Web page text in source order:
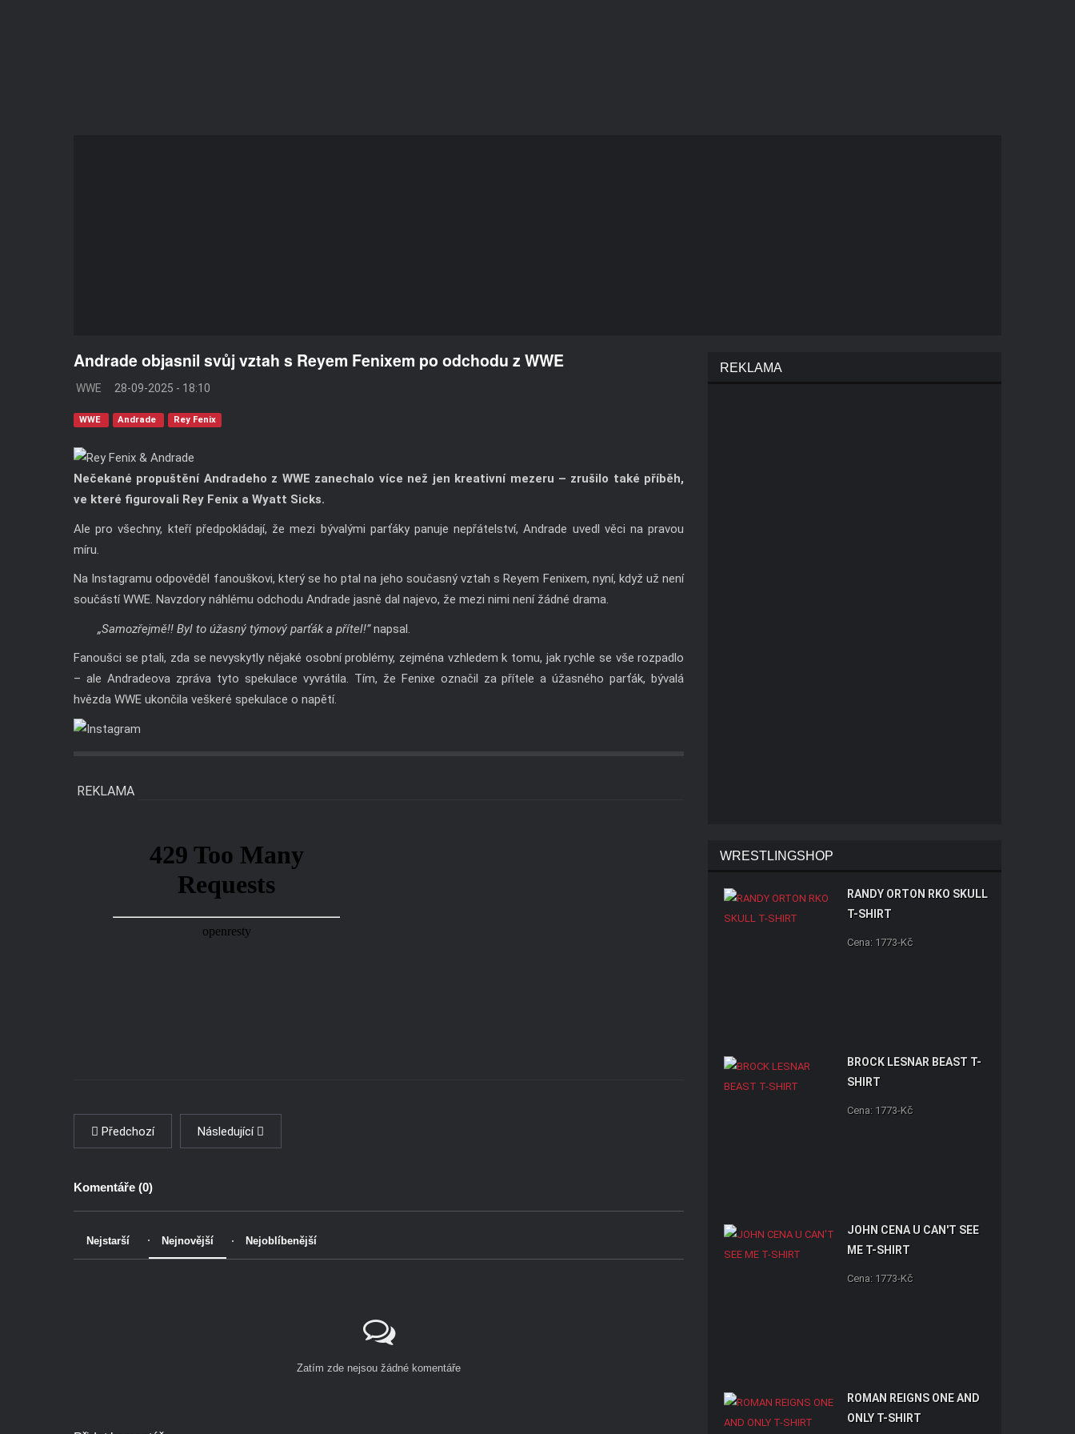
Andrade objasnil svůj vztah s Reyem Fenixem po odchodu z WWE
WWE 28-09-2025 - 18:10
WWE Andrade Rey Fenix
Nečekané propuštění Andradeho z WWE zanechalo více než jen kreativní mezeru – zrušilo také příběh,
ve které figurovali Rey Fenix a Wyatt Sicks.
Ale pro všechny, kteří předpokládají, že mezi bývalými parťáky panuje nepřátelství, Andrade uvedl věci na pravou
míru.
Na Instagramu odpověděl fanouškovi, který se ho ptal na jeho současný vztah s Reyem Fenixem, nyní, když už není
součástí WWE. Navzdory náhlému odchodu Andrade jasně dal najevo, že mezi nimi není žádné drama.
„Samozřejmě!! Byl to úžasný týmový parťák a přítel!”napsal.
Fanoušci se ptali, zda se nevyskytly nějaké osobní problémy, zejména vzhledem k tomu, jak rychle se vše rozpadlo
– ale Andradeova zpráva tyto spekulace vyvrátila. Tím, že Fenixe označil za přítele a úžasného parťák, bývalá
hvězda WWE ukončila veškeré spekulace o napětí.
REKLAMA
Předchozí Následující
Komentáře (0)
Nejstarší Nejnovější Nejoblíbenější
Zatím zde nejsou žádné komentáře
REKLAMA
WRESTLINGSHOP
RANDY ORTON RKO SKULL
T-SHIRT
Cena: 1773-Kč
BROCK LESNAR BEAST T-
SHIRT
Cena: 1773-Kč
JOHN CENA U CAN'T SEE
ME T-SHIRT
Cena: 1773-Kč
ROMAN REIGNS ONE AND
ONLY T-SHIRT